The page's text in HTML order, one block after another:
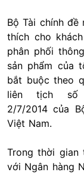
Bộ Tài chính
thích cho
phân phối
sản phẩm của
bắt buộc theo
liên tịch số
2/7/2014 của
Việt Nam.
Trong thời gian
với Ngân hàng